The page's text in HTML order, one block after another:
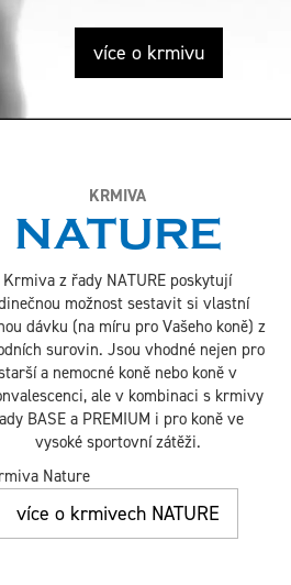
KRMIVA
NATURE
Krmiva z řady NATURE poskytují
možnost sestavit si vlastní
dávku (na míru pro Vašeho koně) z
surovin. Jsou vhodné nejen pro
a nemocné koně nebo koně v
ale v kombinaci s krmivy
BASE a PREMIUM i pro koně ve
vysoké sportovní zátěži.
více o krmivech NATURE